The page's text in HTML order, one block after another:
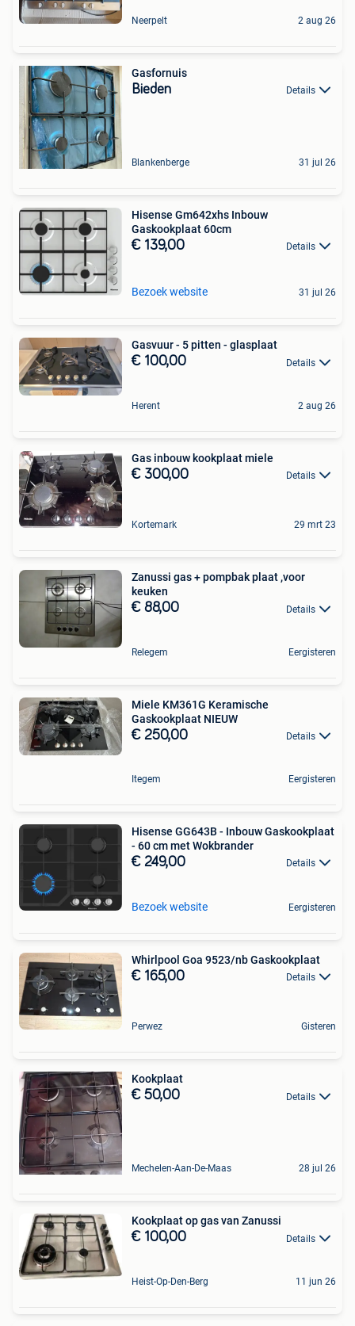
Neerpelt 2 aug 26
Gasfornuis
Bieden Details
Blankenberge 31 jul 26
Hisense Gm642xhs Inbouw
Gaskookplaat 60cm
€ 139,00 Details
Bezoek website 31 jul 26
Gasvuur - 5 pitten - glasplaat
€ 100,00 Details
Herent 2 aug 26
Gas inbouw kookplaat miele
€ 300,00 Details
Kortemark 29 mrt 23
Zanussi gas + pompbak plaat ,voor
keuken
€ 88,00 Details
Relegem Eergisteren
Miele KM361G Keramische
Gaskookplaat NIEUW
€ 250,00 Details
Itegem Eergisteren
Hisense GG643B - Inbouw Gaskookplaat
- 60 cm met Wokbrander
€ 249,00 Details
Bezoek website Eergisteren
Whirlpool Goa 9523/nb Gaskookplaat
€ 165,00 Details
Perwez Gisteren
Kookplaat
€ 50,00 Details
Mechelen-Aan-De-Maas 28 jul 26
Kookplaat op gas van Zanussi
€ 100,00 Details
Heist-Op-Den-Berg 11 jun 26